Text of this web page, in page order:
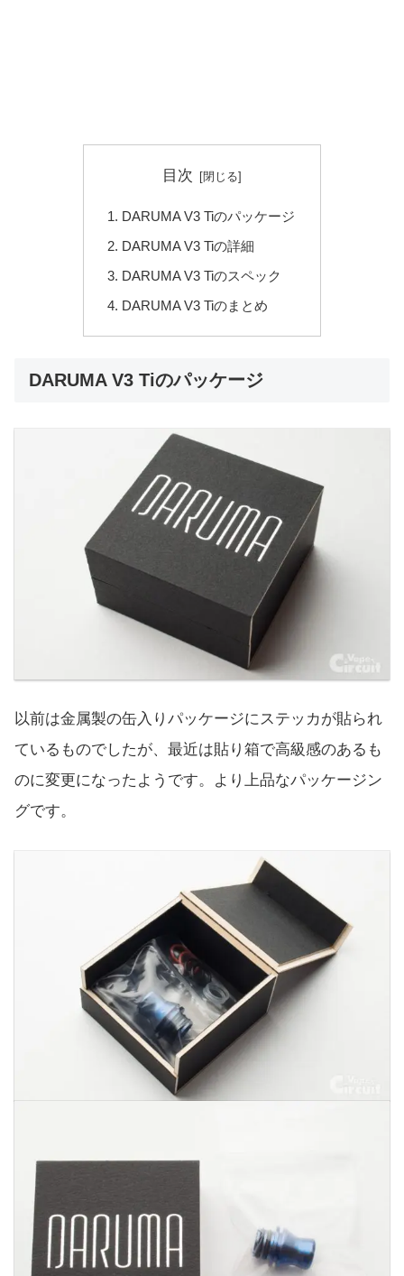
目次
DARUMA V3 Tiのパッケージ
DARUMA V3 Tiの詳細
DARUMA V3 Tiのスペック
DARUMA V3 Tiのまとめ
DARUMA V3 Tiのパッケージ
以前は金属製の缶入りパッケージにステッカが貼られ
ているものでしたが、最近は貼り箱で高級感のあるも
のに変更になったようです。より上品なパッケージン
グです。